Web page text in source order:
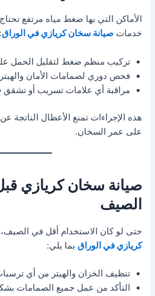
الأماكن التي بها ضغط مياه مرتفع
خدماتصيانة سخان كريازي في الوراق:
تركيب منظم ضغط لتقليل الحمل
فحص دوري لصمامات الأمان
مراقبة أي علامات تسريب أو تشقق
هذه الإجراءات تمنع الأعطال الناتجة
على عمر السخان.
صيانة سخان كريازي
الصيف
حتى لو كان الاستخدام أقل في
كريازي في الوراق بما يلي:
تنظيف الخزان والهيتر من أي
التأكد من عمل جميع الصمامات